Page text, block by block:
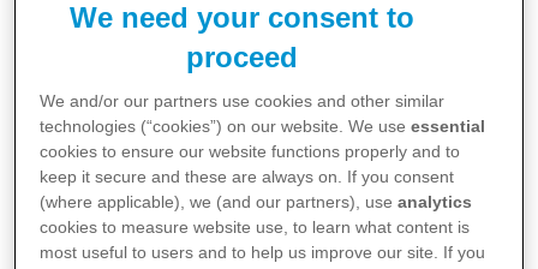
Pfizer'in yazılı izni olmadan, hiçbir materyal genel
kullanım amacıyla ya da ticari amaçlarla
dağıtılamaz, değiştirilemez, iletilemez, yeniden
kullanılamaz, yeniden gönderilemez. Siteden
indirilen materyallerde bulunan tüm telif ve diğer
mülkiyet hakları korunmalıdır. Sitenin tüm içeriği,
We need your consent to
proceed
We and/or our partners use cookies and other similar
technologies (“cookies”) on our website. We useessential
cookies to ensure our website functions properly and to
keep it secure and these are always on. If you consent
(where applicable), we (and our partners), useanalytics
cookies to measure website use, to learn what content is
most useful to users and to help us improve our site. If you